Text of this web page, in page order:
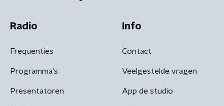
Radio
Frequenties
Programma's
Presentatoren
Info
Contact
Veelgestelde vragen
App de studio